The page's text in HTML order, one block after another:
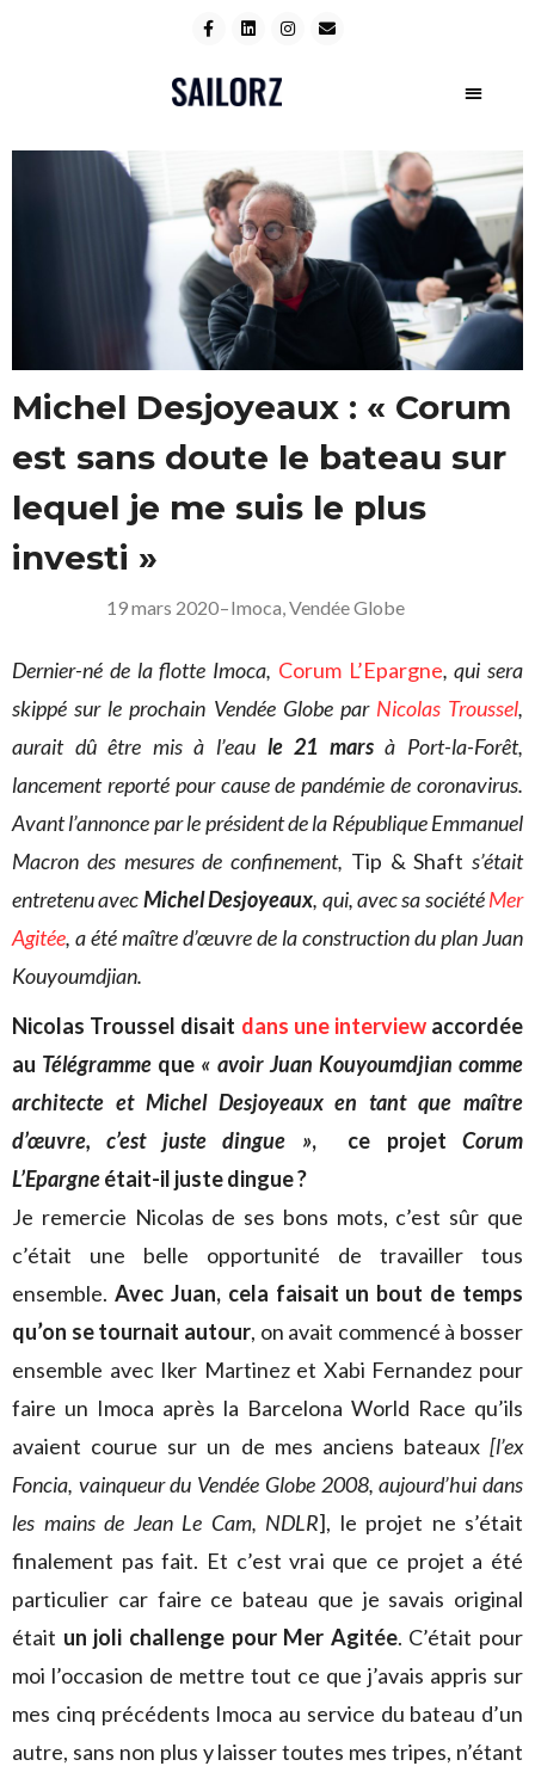
Michel Desjoyeaux : « Corum
est sans doute le bateau sur
lequel je me suis le plus
investi »
19 mars 2020–Imoca,Vendée Globe
Dernier-né de la flotte Imoca, Corum L’Epargne, qui sera
skippé sur le prochain Vendée Globe par Nicolas Troussel,
aurait dû être mis à l’eau le 21 marsà Port-la-Forêt,
lancement reporté pour cause de pandémie de coronavirus.
Avant l’annonce par le président de la République Emmanuel
Macron des mesures de confinement, Tip & Shaft s’était
entretenu avecMichel Desjoyeaux, qui, avec sa sociétéMer
Agitée, a été maître d’œuvre de la construction du plan Juan
Kouyoumdjian.
Nicolas Troussel disait dans une interviewaccordée
au Télégramme que « avoir Juan Kouyoumdjian comme
architecte et Michel Desjoyeaux en tant que maître
d’œuvre, c’est juste dingue », ce projet Corum
L’Epargneétait-il juste dingue ?
Je remercie Nicolas de ses bons mots, c’est sûr que
c’était une belle opportunité de travailler tous
ensemble. Avec Juan, cela faisait un bout de temps
qu’on se tournait autour, on avait commencé à bosser
ensemble avec Iker Martinez et Xabi Fernandez pour
faire un Imoca après la Barcelona World Race qu’ils
avaient courue sur un de mes anciens bateaux [l’ex
Foncia, vainqueur du Vendée Globe 2008, aujourd’hui dans
les mains de Jean Le Cam, NDLR], le projet ne s’était
finalement pas fait. Et c’est vrai que ce projet a été
particulier car faire ce bateau que je savais original
était un joli challenge pour Mer Agitée. C’était pour
moi l’occasion de mettre tout ce que j’avais appris sur
mes cinq précédents Imoca au service du bateau d’un
autre, sans non plus y laisser toutes mes tripes, n’étant